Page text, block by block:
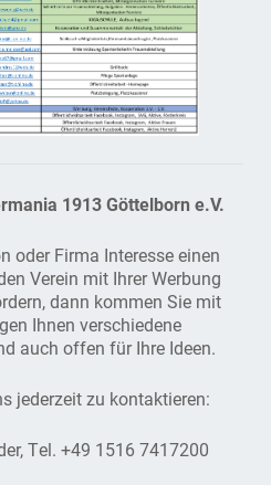
1913 Göttelborn e.V.
oder Firma Interesse einen
Verein mit Ihrer Werbung
dann kommen Sie mit
Ihnen verschiedene
auch offen für Ihre Ideen.
jederzeit zu kontaktieren:
Tel. +49 1516 7417200